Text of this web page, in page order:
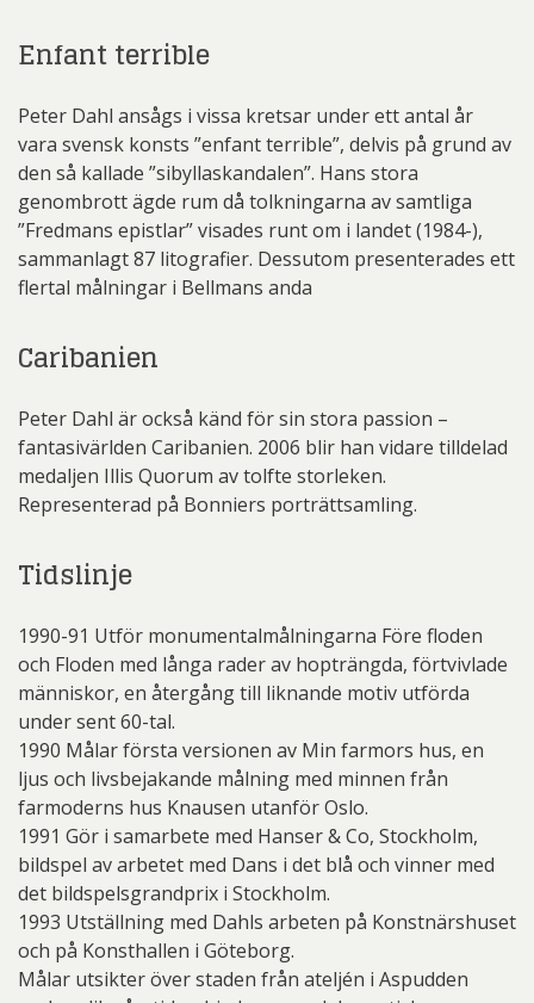
Enfant terrible
Peter Dahl ansågs i vissa kretsar under ett antal år
vara svensk konsts ”enfant terrible”, delvis på grund av
den så kallade ”sibyllaskandalen”. Hans stora
genombrott ägde rum då tolkningarna av samtliga
”Fredmans epistlar” visades runt om i landet (1984-),
sammanlagt 87 litografier. Dessutom presenterades ett
flertal målningar i Bellmans anda
Caribanien
Peter Dahl är också känd för sin stora passion –
fantasivärlden Caribanien. 2006 blir han vidare tilldelad
medaljen Illis Quorum av tolfte storleken.
Representerad på Bonniers porträttsamling.
Tidslinje
1990-91 Utför monumentalmålningarna Före floden
och Floden med långa rader av hopträngda, förtvivlade
människor, en återgång till liknande motiv utförda
under sent 60-tal.
1990 Målar första versionen av Min farmors hus, en
ljus och livsbejakande målning med minnen från
farmoderns hus Knausen utanför Oslo.
1991 Gör i samarbete med Hanser & Co, Stockholm,
bildspel av arbetet med Dans i det blå och vinner med
det bildspelsgrandprix i Stockholm.
1993 Utställning med Dahls arbeten på Konstnärshuset
och på Konsthallen i Göteborg.
Målar utsikter över staden från ateljén i Aspudden